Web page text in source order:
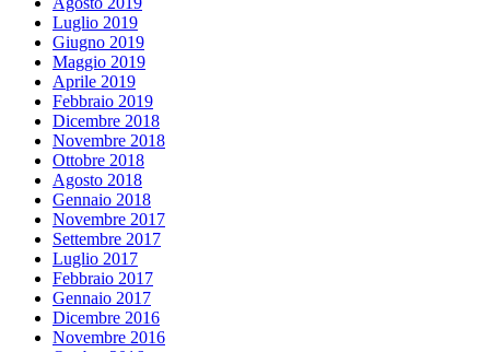
Luglio 2019
Giugno 2019
Maggio 2019
Aprile 2019
Febbraio 2019
Dicembre 2018
Novembre 2018
Ottobre 2018
Agosto 2018
Gennaio 2018
Novembre 2017
Settembre 2017
Luglio 2017
Febbraio 2017
Gennaio 2017
Dicembre 2016
Novembre 2016